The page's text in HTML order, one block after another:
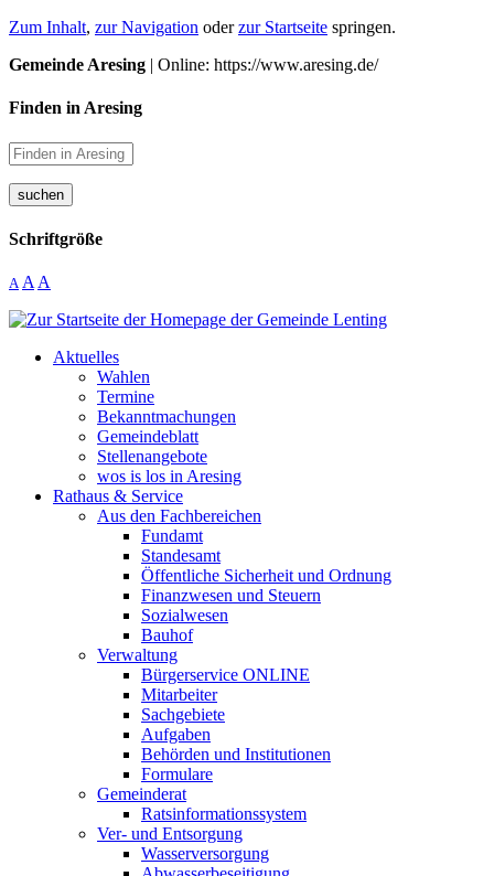
Zum Inhalt, zur Navigation oderzur Startseite springen.
Gemeinde Aresing | Online: https://www.aresing.de/
Finden in Aresing
suchen
Schriftgröße
A A A
Aktuelles
Wahlen
Termine
Bekanntmachungen
Gemeindeblatt
Stellenangebote
wos is los in Aresing
Rathaus & Service
Aus den Fachbereichen
Fundamt
Standesamt
Öffentliche Sicherheit und Ordnung
Finanzwesen und Steuern
Sozialwesen
Bauhof
Verwaltung
Bürgerservice ONLINE
Mitarbeiter
Sachgebiete
Aufgaben
Behörden und Institutionen
Formulare
Gemeinderat
Ratsinformationssystem
Ver- und Entsorgung
Wasserversorgung